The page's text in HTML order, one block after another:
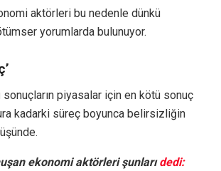
aktörleri bu nedenle dünkü
yorumlarda bulunuyor.
sonuçların piyasalar için en kötü sonuç
kadarki süreç boyunca belirsizliğin
ekonomi aktörleri şunlarıdedi: